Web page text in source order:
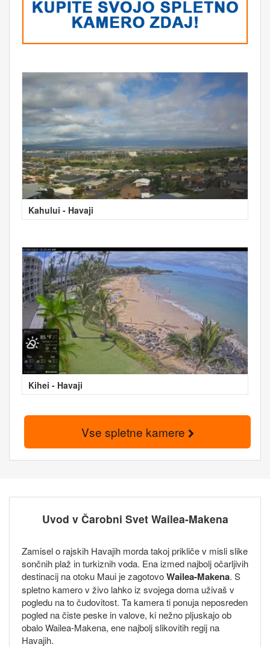
Kahului - Havaji
Kihei - Havaji
Vse spletne kamere
Uvod v Čarobni Svet Wailea-Makena
Zamisel o rajskih Havajih morda takoj prikliče v misli slike
sončnih plaž in turkiznih voda. Ena izmed najbolj očarljivih
destinacij na otoku Maui je zagotovoWailea-Makena. S
spletno kamero v živo lahko iz svojega doma uživaš v
pogledu na to čudovitost. Ta kamera ti ponuja neposreden
pogled na čiste peske in valove, ki nežno pljuskajo ob
obalo Wailea-Makena, ene najbolj slikovitih regij na
Havajih.